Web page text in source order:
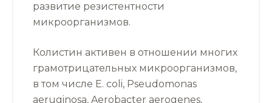
развитие резистентности
микроорганизмов.
Колистин активен в отношении многих
грамотрицательных микроорганизмов,
в том числе E. coli, Pseudomonas
aeruginosa, Aerobacter aerogenes,